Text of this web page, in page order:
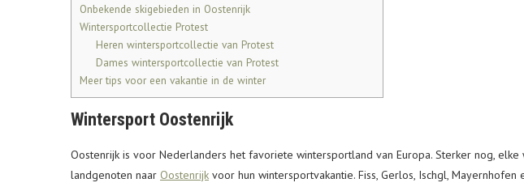
Onbekende skigebieden in Oostenrijk
Wintersportcollectie Protest
Heren wintersportcollectie van Protest
Dames wintersportcollectie van Protest
Meer tips voor een vakantie in de winter
Wintersport Oostenrijk
Oostenrijk is voor Nederlanders het favoriete wintersportland van Europa. Sterker nog,
landgenoten naar Oostenrijk voor hun wintersportvakantie. Fiss, Gerlos, Ischgl,